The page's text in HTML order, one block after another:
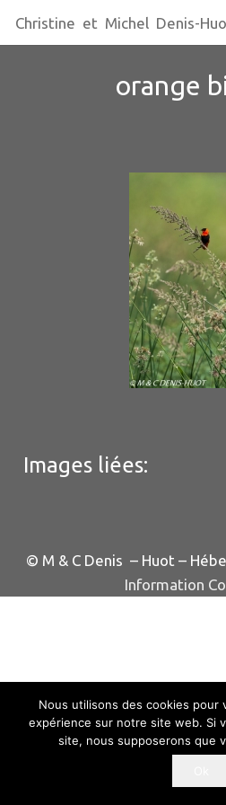
Christine et Michel Denis-
orange
Images liées:
© M & C Denis – Huot –
Information
Nous utilisons des cookies pour
expérience sur notre site web. Si
site, nous supposerons que